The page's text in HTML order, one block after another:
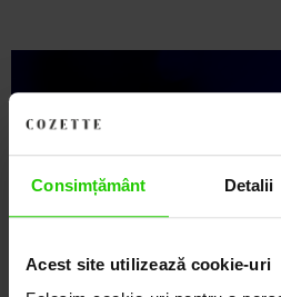
Consimțământ Detalii
Acest site utilizează cookie-uri
LOCUL UNDE
DEVINE ARTĂ!
elegante și rafinate, create cu